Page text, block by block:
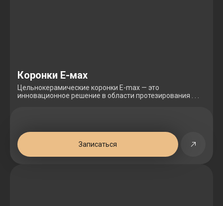
Коронки Е-мах
Цельнокерамические коронки E-max — это
инновационное решение в области протезирования . . .
Записаться